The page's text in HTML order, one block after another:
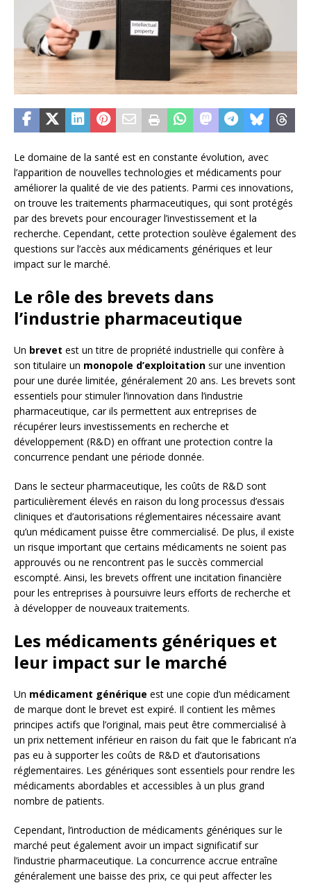
Le domaine de la santé est en constante évolution, avec
l’apparition de nouvelles technologies et médicaments pour
améliorer la qualité de vie des patients. Parmi ces innovations,
on trouve les traitements pharmaceutiques, qui sont protégés
par des brevets pour encourager l’investissement et la
recherche. Cependant, cette protection soulève également des
questions sur l’accès aux médicaments génériques et leur
impact sur le marché.
Le rôle des brevets dans
l’industrie pharmaceutique
Un brevet est un titre de propriété industrielle qui confère à
son titulaire un monopole d’exploitation sur une invention
pour une durée limitée, généralement 20 ans. Les brevets sont
essentiels pour stimuler l’innovation dans l’industrie
pharmaceutique, car ils permettent aux entreprises de
récupérer leurs investissements en recherche et
développement (R&D) en offrant une protection contre la
concurrence pendant une période donnée.
Dans le secteur pharmaceutique, les coûts de R&D sont
particulièrement élevés en raison du long processus d’essais
cliniques et d’autorisations réglementaires nécessaire avant
qu’un médicament puisse être commercialisé. De plus, il existe
un risque important que certains médicaments ne soient pas
approuvés ou ne rencontrent pas le succès commercial
escompté. Ainsi, les brevets offrent une incitation financière
pour les entreprises à poursuivre leurs efforts de recherche et
à développer de nouveaux traitements.
Les médicaments génériques et
leur impact sur le marché
Un médicament générique est une copie d’un médicament
de marque dont le brevet est expiré. Il contient les mêmes
principes actifs que l’original, mais peut être commercialisé à
un prix nettement inférieur en raison du fait que le fabricant n’a
pas eu à supporter les coûts de R&D et d’autorisations
réglementaires. Les génériques sont essentiels pour rendre les
médicaments abordables et accessibles à un plus grand
nombre de patients.
Cependant, l’introduction de médicaments génériques sur le
marché peut également avoir un impact significatif sur
l’industrie pharmaceutique. La concurrence accrue entraîne
généralement une baisse des prix, ce qui peut affecter les